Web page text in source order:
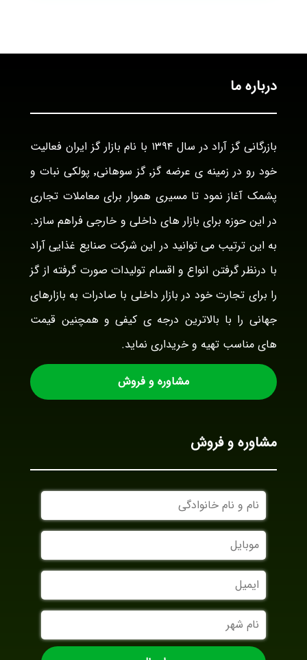
درباره ما
بازرگانی گز آراد در سال ۱۳۹۴ با نام بازار گز ایران فعالیت
خود رو در زمینه ی عرضه گز٬ گز سوهانی٬ پولکی نبات و
پشمک آغاز نمود تا مسیری هموار برای معاملات تجاری
در این حوزه برای بازار های داخلی و خارجی فراهم سازد.
به این ترتیب می توانید در این شرکت صنایع غذایی آراد
با درنظر گرفتن انواع و اقسام تولیدات صورت گرفته از گز
را برای تجارت خود در بازار داخلی با صادرات به بازارهای
جهانی را با بالاترین درجه ی کیفی و همچنین قیمت
های مناسب تهیه و خریداری نماید.
مشاوره و فروش
مشاوره و فروش
نام
و
نام
خانوادگی
موبایل
ایمیل
نام
شهر